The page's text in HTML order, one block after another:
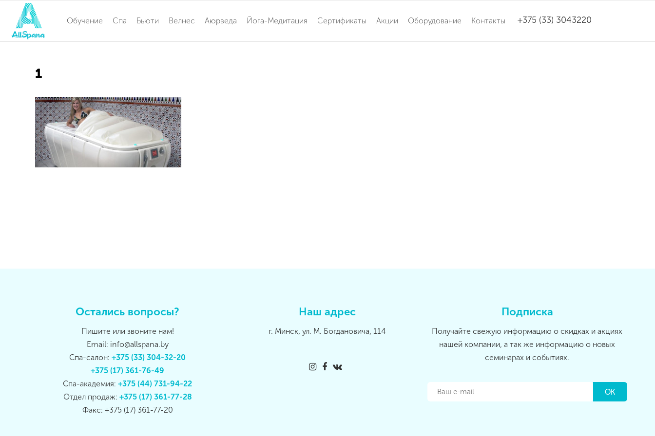
Обучение Спа Бьюти Велнес Аюрведа Йога-Медитация Сертификаты Акции Оборудование Контакты +375 (33) 3043220
1
Остались вопросы?
Пишите или звоните нам!
Email: info@allspana.by
Спа-салон:+375 (33) 304-32-20
+375 (17) 361-76-49
Спа-академия:+375 (44) 731-94-22
Отдел продаж: +375 (17) 361-77-28
Факс: +375 (17) 361-77-20
Наш адрес
г. Минск, ул. М. Богдановича, 114
Подписка
Получайте свежую информацию о скидках и акциях
нашей компании, а так же информацию о новых
семинарах и событиях.